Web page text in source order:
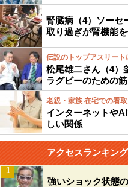
腎臓病（4）ソーセ
取り過ぎが腎機能
伝説のトップアスリート
松尾雄二さん（4）
ラグビーのための
老親・家族 在宅での看
インターネットや
しい関係
アクセスランキング
強いショック状態
1